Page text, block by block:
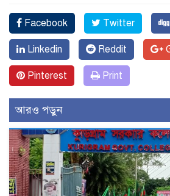
Facebook Twitter
Linkedin Reddit
Pinterest Print
আরও পড়ুন